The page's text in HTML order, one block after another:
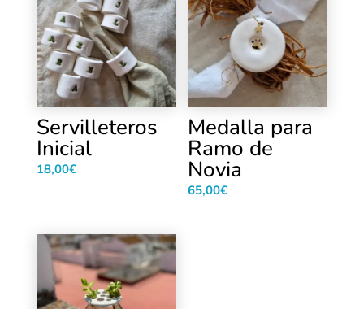
Servilleteros
Inicial
18,00€
Medalla para
Ramo de
Novia
65,00€